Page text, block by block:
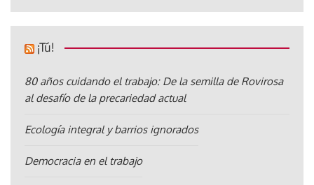
¡Tú!
80 años cuidando el trabajo: De la semilla de Rovirosa
al desafío de la precariedad actual
Ecología integral y barrios ignorados
Democracia en el trabajo